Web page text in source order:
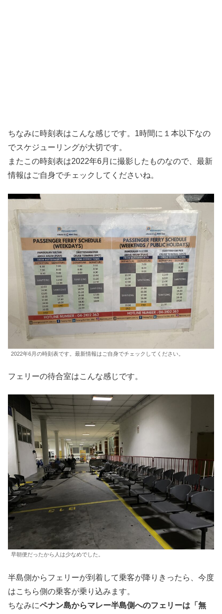
ちなみに時刻表はこんな感じです。1時間に１本以下なの
でスケジューリングが大切です。
またこの時刻表は2022年6月に撮影したものなので、最新
情報はご自身でチェックしてくださいね。
2022年6月の時刻表です。最新情報はご自身でチェックしてください。
フェリーの待合室はこんな感じです。
早朝便だったから人は少なめでした。
半島側からフェリーが到着して乗客が降りきったら、今度
はこちら側の乗客が乗り込みます。
ちなみにペナン島からマレー半島側へのフェリーは「無